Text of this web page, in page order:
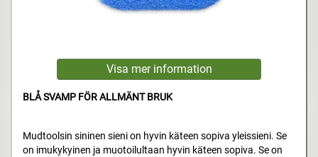
BLÅ SVAMP FÖR ALLMÄNT BRUK
Mudtoolsin sininen sieni on hyvin käteen sopiva yleissieni. Se
on imukykyinen ja muotoilultaan hyvin käteen sopiva. Se on